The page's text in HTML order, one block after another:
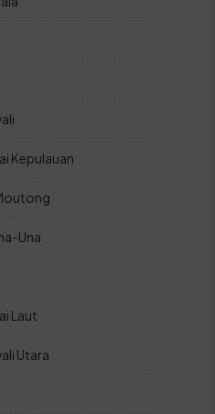
Kepulauan
Una
Laut
Utara